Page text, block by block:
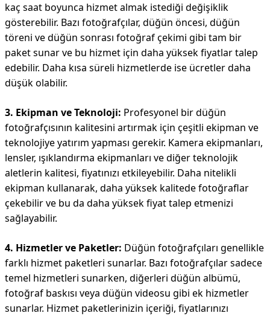
kaç saat boyunca hizmet almak istediği değişiklik
gösterebilir. Bazı fotoğrafçılar, düğün öncesi, düğün
töreni ve düğün sonrası fotoğraf çekimi gibi tam bir
paket sunar ve bu hizmet için daha yüksek fiyatlar talep
edebilir. Daha kısa süreli hizmetlerde ise ücretler daha
düşük olabilir.
3. Ekipman ve Teknoloji: Profesyonel bir düğün
fotoğrafçısının kalitesini artırmak için çeşitli ekipman ve
teknolojiye yatırım yapması gerekir. Kamera ekipmanları,
lensler, ışıklandırma ekipmanları ve diğer teknolojik
aletlerin kalitesi, fiyatınızı etkileyebilir. Daha nitelikli
ekipman kullanarak, daha yüksek kalitede fotoğraflar
çekebilir ve bu da daha yüksek fiyat talep etmenizi
sağlayabilir.
4. Hizmetler ve Paketler: Düğün fotoğrafçıları genellikle
farklı hizmet paketleri sunarlar. Bazı fotoğrafçılar sadece
temel hizmetleri sunarken, diğerleri düğün albümü,
fotoğraf baskısı veya düğün videosu gibi ek hizmetler
sunarlar. Hizmet paketlerinizin içeriği, fiyatlarınızı